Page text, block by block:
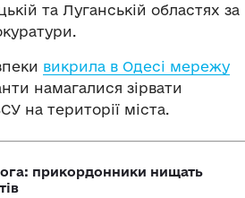
та Луганській областях за
викрила в Одесі мережу
намагалися зірвати
на території міста.
прикордонники нищать